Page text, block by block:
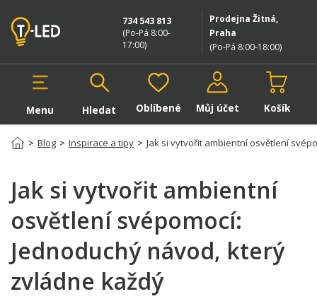
Prodejna Žitná,
Praha
(Po-Pá 8:00-18:00)
734 543 813
(Po-Pá 8:00-
17:00)
Menu Hledat
Hledat v produktech
Oblíbené Můj účet Košík
> Blog > Inspirace a tipy > Jak si vytvořit ambientní osvětlení
Jak si vytvořit ambientní
osvětlení svépomocí:
Jednoduchý návod, který
zvládne každý